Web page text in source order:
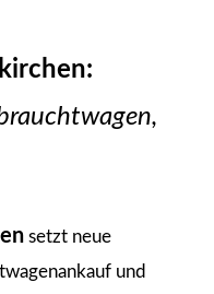
setzt neue
und